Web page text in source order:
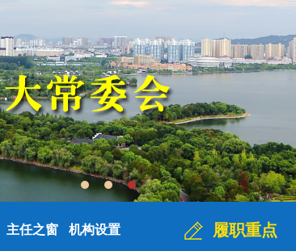
主任之窗 机构设置 履职重点